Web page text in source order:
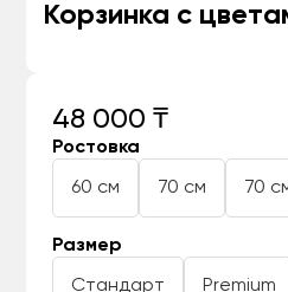
Корзинка с
48 000 ₸
Ростовка
60 см 70 см 70
Размер
Стандарт Premium